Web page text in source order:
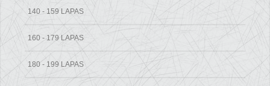
140 - 159 LAPAS
160 - 179 LAPAS
180 - 199 LAPAS